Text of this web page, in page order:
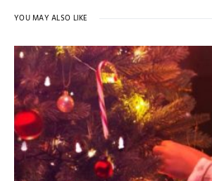
YOU MAY ALSO LIKE